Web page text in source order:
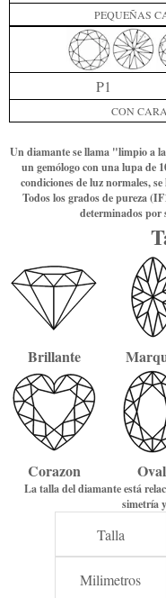
PEQUEÑAS
P1
CON
Un diamante se llama "limpio a
un gemólogo con una lupa de
condiciones de luz normales,
Todos los grados de pureza
determinados por
Brillante
Corazon Oval
La talla del diamante está
simetría
Talla
Milimetros